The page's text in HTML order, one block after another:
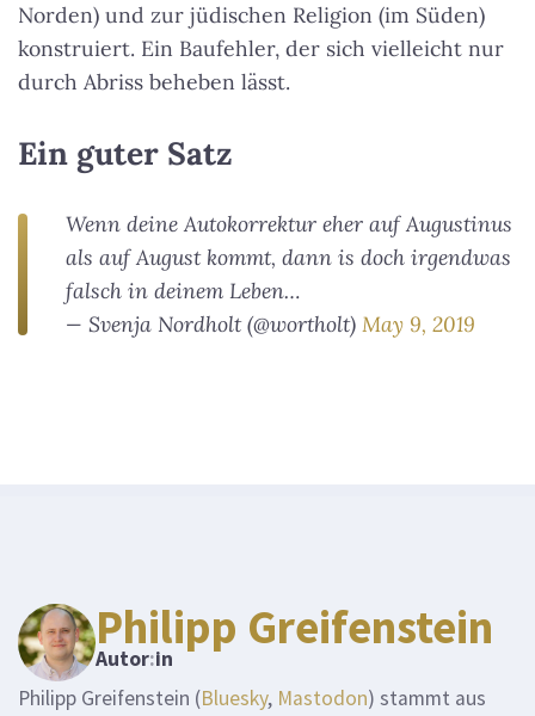
Norden) und zur jüdischen Religion (im Süden)
konstruiert. Ein Baufehler, der sich vielleicht nur
durch Abriss beheben lässt.
Ein guter Satz
Wenn deine Autokorrektur eher auf Augustinus
als auf August kommt, dann is doch irgendwas
falsch in deinem Leben…
— Svenja Nordholt (@wortholt) May 9, 2019
Philipp Greifenstein
Autor:in
Philipp Greifenstein (Bluesky, Mastodon) stammt aus